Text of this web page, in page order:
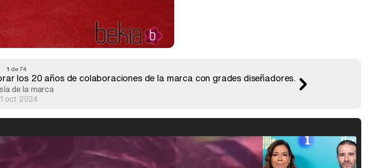
1 de 74
los 20 años de colaboraciones de la marca con grades diseñadores.
de la marca
oct 2024